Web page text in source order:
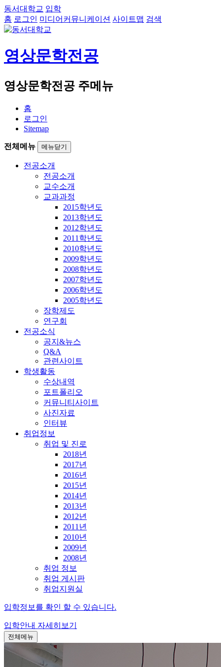
동서대학교 입학
홈 로그인 미디어커뮤니케이션 사이트맵 검색
영상문학전공
영상문학전공 주메뉴
홈
로그인
Sitemap
전체메뉴 메뉴닫기
전공소개
전공소개
교수소개
교과과정
2015학년도
2013학년도
2012학년도
2011학년도
2010학년도
2009학년도
2008학년도
2007학년도
2006학년도
2005학년도
장학제도
연구회
전공소식
공지&뉴스
Q&A
관련사이트
학생활동
수상내역
포트폴리오
커뮤니티사이트
사진자료
인터뷰
취업정보
취업 및 진로
2018년
2017년
2016년
2015년
2014년
2013년
2012년
2011년
2010년
2009년
2008년
취업 정보
취업 게시판
취업지원실
입학정보를 확인 할 수 있습니다.
입학안내 자세히보기
전체메뉴